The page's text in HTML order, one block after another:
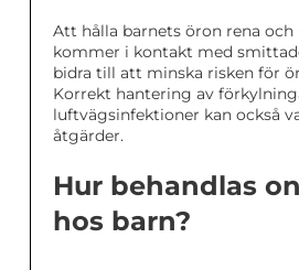
Att hålla barnets öron rena
kommer i kontakt med
bidra till att minska risken för
Korrekt hantering av
luftvägsinfektioner kan också
åtgärder.
Hur behandlas
hos barn?